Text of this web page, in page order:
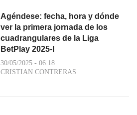
Agéndese: fecha, hora y dónde
ver la primera jornada de los
cuadrangulares de la Liga
BetPlay 2025-l
30/05/2025 - 06:18
CRISTIAN CONTRERAS